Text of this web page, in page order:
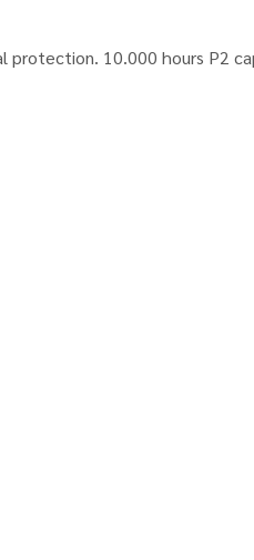
protection. 10.000 hours P2